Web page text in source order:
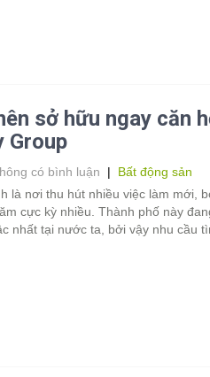
sở hữu ngay căn
Group
có bình luận | Bất động sản
là nơi thu hút nhiều việc làm mới,
cực kỳ nhiều. Thành phố này
nhất tại nước ta, bởi vậy nhu cầu